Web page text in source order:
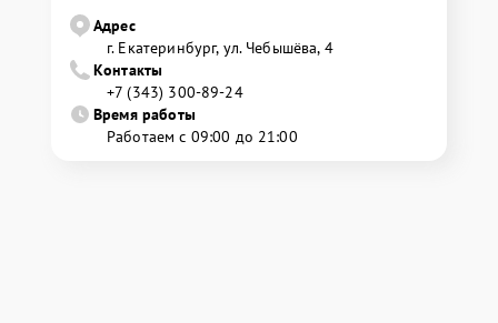
Адрес
г. Екатеринбург, ул. Чебышёва, 4
Контакты
+7 (343) 300-89-24
Время работы
Работаем с 09:00 до 21:00